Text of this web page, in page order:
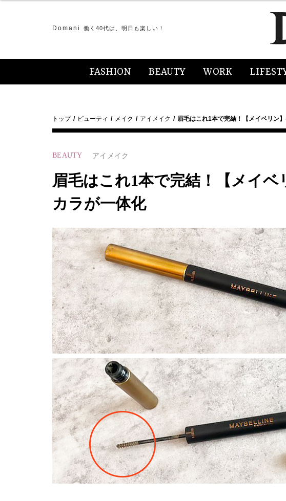
Domani 働く40代は、明日も楽しい！
FASHION BEAUTY WORK
トップ ビューティ メイク アイメイク 眉毛はこれ1本で完結！【メイベリン
BEAUTY アイメイク
眉毛はこれ1本で完結！【メイ
カラが一体化